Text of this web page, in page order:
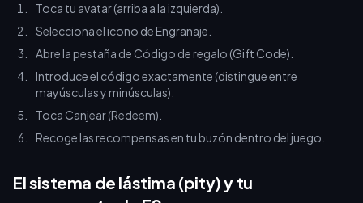
Toca tu avatar (arriba a la izquierda).
Selecciona el icono de Engranaje.
Abre la pestaña de Código de regalo (Gift Code).
Introduce el código exactamente (distingue entre
mayúsculas y minúsculas).
Toca Canjear (Redeem).
Recoge las recompensas en tu buzón dentro del juego.
El sistema de lástima (pity) y tu